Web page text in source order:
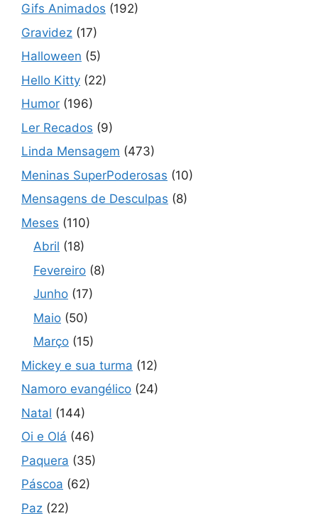
Gifs Animados (192)
Gravidez (17)
Halloween (5)
Hello Kitty (22)
Humor (196)
Ler Recados (9)
Linda Mensagem (473)
Meninas SuperPoderosas (10)
Mensagens de Desculpas (8)
Meses (110)
Abril (18)
Fevereiro (8)
Junho (17)
Maio (50)
Março (15)
Mickey e sua turma (12)
Namoro evangélico (24)
Natal (144)
Oi e Olá (46)
Paquera (35)
Páscoa (62)
Paz (22)